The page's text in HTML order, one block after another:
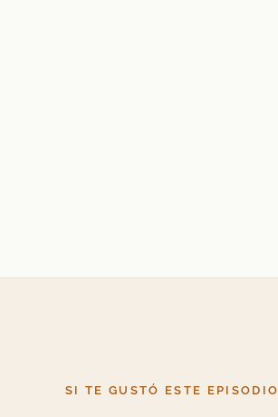
SI TE GUSTÓ ESTE EPISODIO